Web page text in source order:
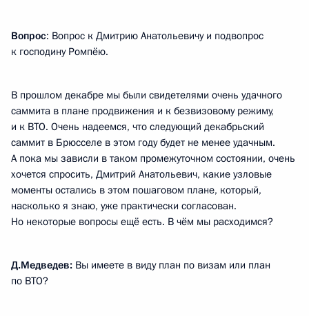
Вопрос: Вопрос к Дмитрию Анатольевичу и подвопрос
к господину Ромпёю.
В прошлом декабре мы были свидетелями очень удачного
саммита в плане продвижения и к безвизовому режиму,
и к ВТО. Очень надеемся, что следующий декабрьский
саммит в Брюсселе в этом году будет не менее удачным.
А пока мы зависли в таком промежуточном состоянии, очень
хочется спросить, Дмитрий Анатольевич, какие узловые
моменты остались в этом пошаговом плане, который,
насколько я знаю, уже практически согласован.
Но некоторые вопросы ещё есть. В чём мы расходимся?
Д.Медведев: Вы имеете в виду план по визам или план
по ВТО?